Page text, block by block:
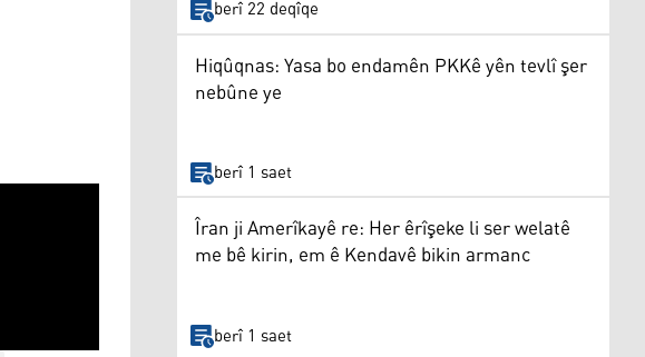
berî 22 deqîqe
Hiqûqnas: Yasa bo endamên PKKê yên tevlî şer
nebûne ye
berî 1 saet
Îran ji Amerîkayê re: Her êrîşeke li ser welatê
me bê kirin, em ê Kendavê bikin armanc
berî 1 saet